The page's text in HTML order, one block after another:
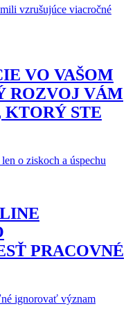
vzrušujúce viacročné
VO VAŠOM
ROZVOJ VÁM
KTORÝ STE
o ziskoch a úspechu
PRACOVNÉ
ignorovať význam